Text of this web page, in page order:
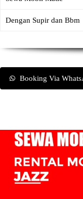
Dengan Supir dan Bbm
Booking Via